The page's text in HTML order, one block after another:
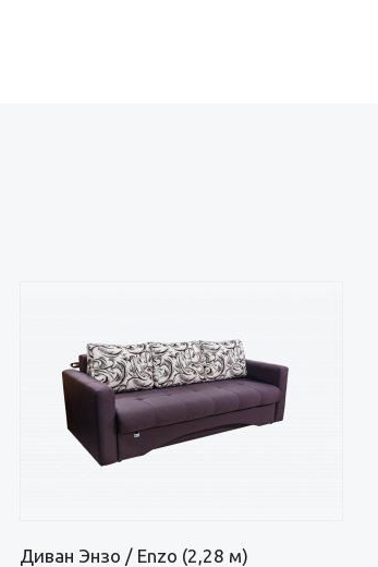
Диван Энзо / Enzo (2,28 м)